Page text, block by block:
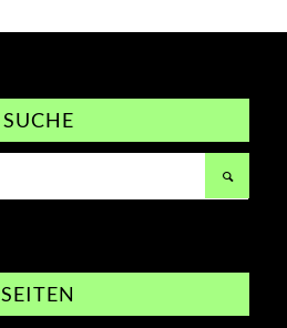
SUCHE
SEITEN